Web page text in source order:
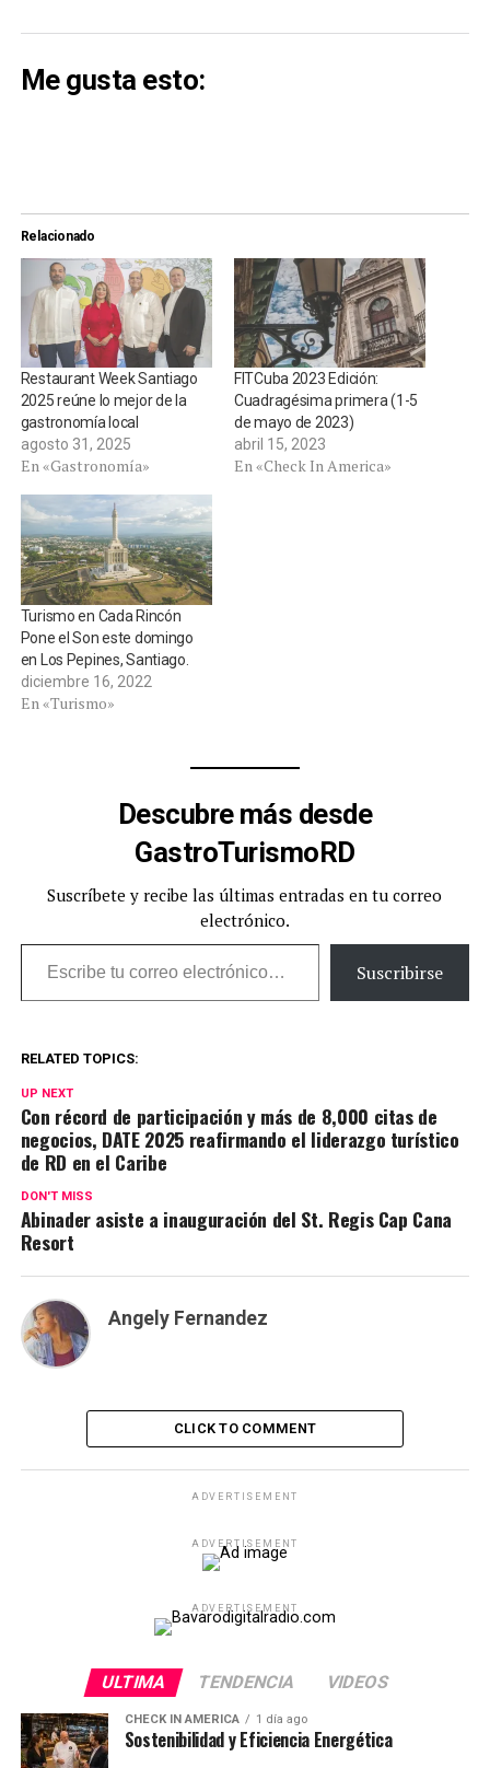
Me gusta esto:
Relacionado
Restaurant Week Santiago
2025 reúne lo mejor de la
gastronomía local
agosto 31, 2025
En «Gastronomía»
FITCuba 2023 Edición:
Cuadragésima primera (1-5
de mayo de 2023)
abril 15, 2023
En «Check In America»
Turismo en Cada Rincón
Pone el Son este domingo
en Los Pepines, Santiago.
diciembre 16, 2022
En «Turismo»
Descubre más desde
GastroTurismoRD
Suscríbete y recibe las últimas entradas en tu correo
electrónico.
Escribe tu correo electrónico…
Suscribirse
RELATED TOPICS:
UP NEXT
Con récord de participación y más de 8,000 citas de
negocios, DATE 2025 reafirmando el liderazgo turístico
de RD en el Caribe
DON'T MISS
Abinader asiste a inauguración del St. Regis Cap Cana
Resort
Angely Fernandez
CLICK TO COMMENT
ADVERTISEMENT
ADVERTISEMENT
ADVERTISEMENT
ULTIMA TENDENCIA VIDEOS
CHECK IN AMERICA 1 día ago
Sostenibilidad y Eficiencia Energética